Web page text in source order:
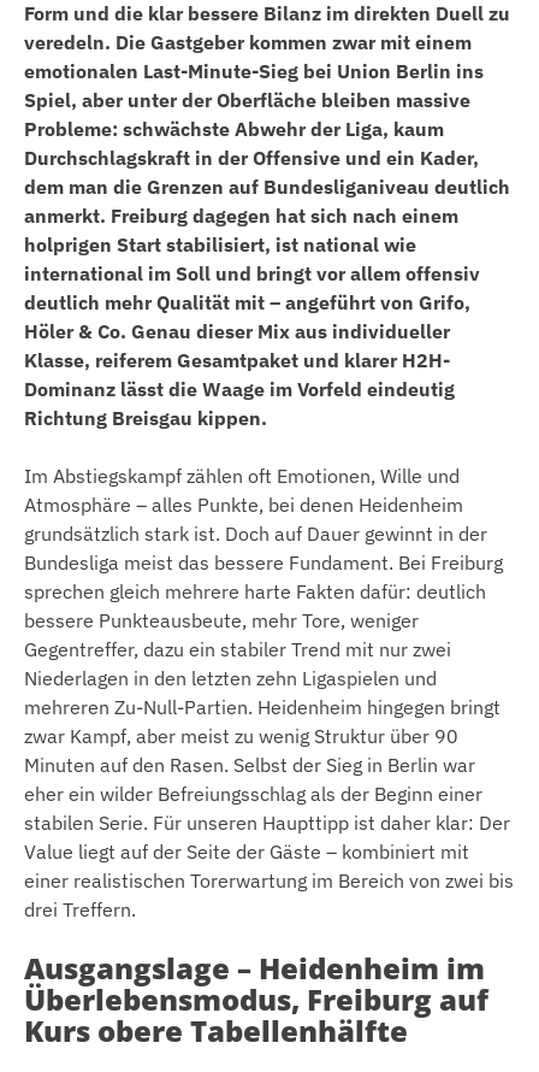
Form und die klar bessere Bilanz im direkten Duell zu
veredeln. Die Gastgeber kommen zwar mit einem
emotionalen Last-Minute-Sieg bei Union Berlin ins
Spiel, aber unter der Oberfläche bleiben massive
Probleme: schwächste Abwehr der Liga, kaum
Durchschlagskraft in der Offensive und ein Kader,
dem man die Grenzen auf Bundesliganiveau deutlich
anmerkt. Freiburg dagegen hat sich nach einem
holprigen Start stabilisiert, ist national wie
international im Soll und bringt vor allem offensiv
deutlich mehr Qualität mit – angeführt von Grifo,
Höler & Co. Genau dieser Mix aus individueller
Klasse, reiferem Gesamtpaket und klarer H2H-
Dominanz lässt die Waage im Vorfeld eindeutig
Richtung Breisgau kippen.
Im Abstiegskampf zählen oft Emotionen, Wille und
Atmosphäre – alles Punkte, bei denen Heidenheim
grundsätzlich stark ist. Doch auf Dauer gewinnt in der
Bundesliga meist das bessere Fundament. Bei Freiburg
sprechen gleich mehrere harte Fakten dafür: deutlich
bessere Punkteausbeute, mehr Tore, weniger
Gegentreffer, dazu ein stabiler Trend mit nur zwei
Niederlagen in den letzten zehn Ligaspielen und
mehreren Zu-Null-Partien. Heidenheim hingegen bringt
zwar Kampf, aber meist zu wenig Struktur über 90
Minuten auf den Rasen. Selbst der Sieg in Berlin war
eher ein wilder Befreiungsschlag als der Beginn einer
stabilen Serie. Für unseren Haupttipp ist daher klar: Der
Value liegt auf der Seite der Gäste – kombiniert mit
einer realistischen Torerwartung im Bereich von zwei bis
drei Treffern.
Ausgangslage – Heidenheim im
Überlebensmodus, Freiburg auf
Kurs obere Tabellenhälfte